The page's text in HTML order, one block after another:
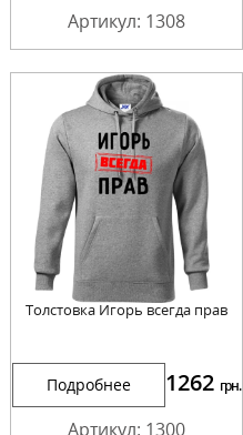
Артикул: 1308
Толстовка Игорь всегда прав
Подробнее 1262 грн.
Артикул: 1300